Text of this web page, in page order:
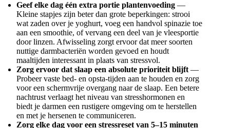
Geef elke dag één extra portie plantenvoeding —
Kleine stapjes zijn beter dan grote beperkingen: strooi
wat zaden over je yoghurt, voeg een handvol spinazie toe
aan een smoothie, of vervang een deel van je vleesportie
door linzen. Afwisseling zorgt ervoor dat meer soorten
nuttige darmbacteriën worden gevoed en houdt
maaltijden interessant in plaats van stressvol.
Zorg ervoor dat slaap een absolute prioriteit blijft—
Probeer vaste bed- en opsta-tijden aan te houden en zorg
voor een schermvrije overgang naar de slaap. Een betere
nachtrust verlaagt het niveau van stresshormonen en
biedt je darmen een rustigere omgeving om te herstellen
en met je hersenen te communiceren.
Zorg elke dag voor een stressreset van 5–15 minuten